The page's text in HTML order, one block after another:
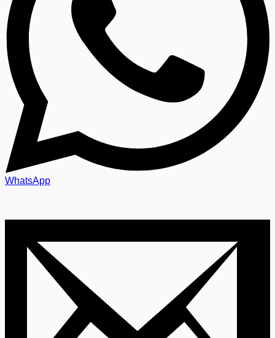
WhatsApp